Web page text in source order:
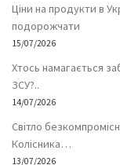
Ціни на продукти в
подорожчати
15/07/2026
Хтось намагається
ЗСУ?..
14/07/2026
Світло
Колісника…
13/07/2026